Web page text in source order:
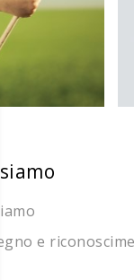
siamo
e